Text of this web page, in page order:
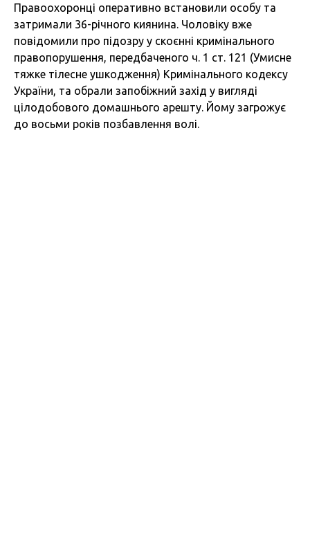
Правоохоронці оперативно встановили особу та
затримали 36-річного киянина. Чоловіку вже
повідомили про підозру у скоєнні кримінального
правопорушення, передбаченого ч. 1 ст. 121 (Умисне
тяжке тілесне ушкодження) Кримінального кодексу
України, та обрали запобіжний захід у вигляді
цілодобового домашнього арешту. Йому загрожує
до восьми років позбавлення волі.